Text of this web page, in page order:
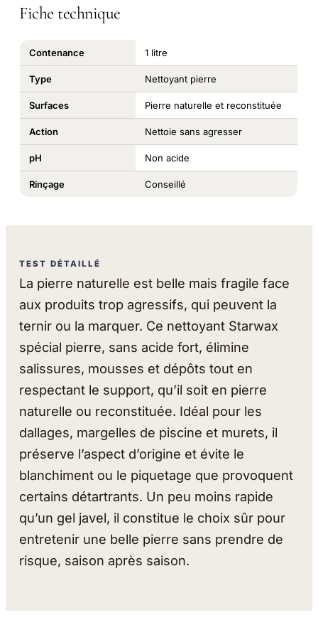
Fiche technique
Contenance 1 litre
Type Nettoyant pierre
Surfaces Pierre naturelle et reconstituée
Action Nettoie sans agresser
pH Non acide
Rinçage Conseillé
TEST DÉTAILLÉ
La pierre naturelle est belle mais fragile face
aux produits trop agressifs, qui peuvent la
ternir ou la marquer. Ce nettoyant Starwax
spécial pierre, sans acide fort, élimine
salissures, mousses et dépôts tout en
respectant le support, qu’il soit en pierre
naturelle ou reconstituée. Idéal pour les
dallages, margelles de piscine et murets, il
préserve l’aspect d’origine et évite le
blanchiment ou le piquetage que provoquent
certains détartrants. Un peu moins rapide
qu’un gel javel, il constitue le choix sûr pour
entretenir une belle pierre sans prendre de
risque, saison après saison.